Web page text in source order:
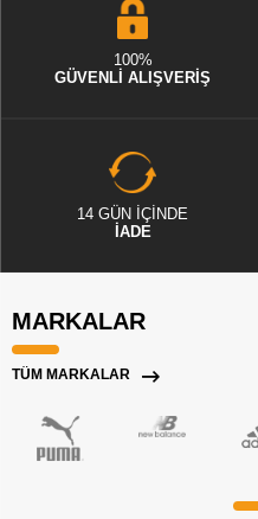
100%
GÜVENLİ ALIŞVERİŞ
14 GÜN İÇİNDE
İADE
MARKALAR
TÜM MARKALAR